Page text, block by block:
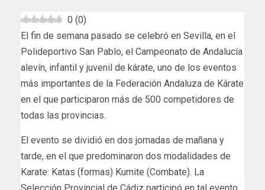
0 (0)
El fin de semana pasado se celebró en Sevilla, en el
Polideportivo San Pablo, el Campeonato de Andalucía
alevín, infantil y juvenil de kárate, uno de los eventos
más importantes de la Federación Andaluza de Kárate
en el que participaron más de 500 competidores de
todas las provincias.
El evento se dividió en dos jornadas de mañana y
tarde, en el que predominaron dos modalidades de
Karate: Katas (formas) Kumite (Combate). La